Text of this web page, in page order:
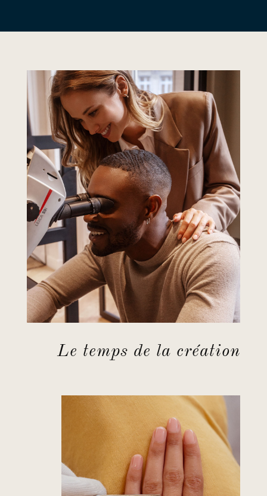
Le temps de la création